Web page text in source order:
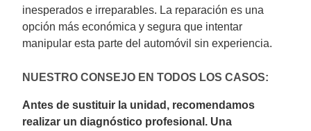
inesperados e irreparables. La reparación es una
opción más económica y segura que intentar
manipular esta parte del automóvil sin experiencia.
NUESTRO CONSEJO EN TODOS LOS CASOS:
Antes de sustituir la unidad, recomendamos
realizar un diagnóstico profesional. Una